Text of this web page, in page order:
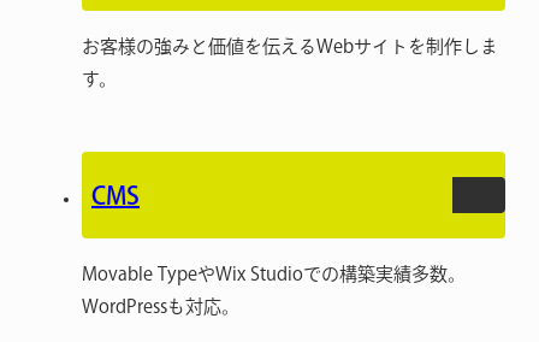
お客様の強みと価値を伝えるWebサイトを制作しま
す。
CMS
Movable TypeやWix Studioでの構築実績多数。
WordPressも対応。